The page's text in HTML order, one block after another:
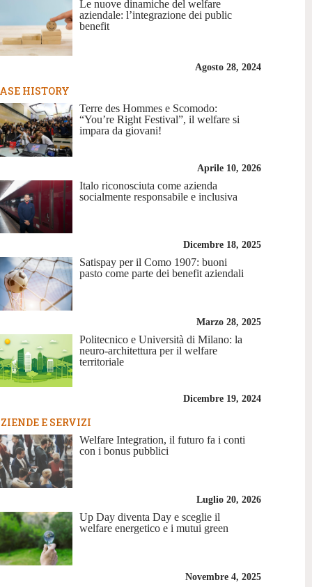
Le nuove dinamiche del welfare
aziendale: l’integrazione dei public
benefit
Agosto 28, 2024
HISTORY
Terre des Hommes e Scomodo:
“You’re Right Festival”, il welfare si
impara da giovani!
Aprile 10, 2026
Italo riconosciuta come azienda
socialmente responsabile e inclusiva
Dicembre 18, 2025
Satispay per il Como 1907: buoni
pasto come parte dei benefit aziendali
Marzo 28, 2025
Politecnico e Università di Milano: la
neuro-architettura per il welfare
territoriale
Dicembre 19, 2024
E SERVIZI
Welfare Integration, il futuro fa i conti
con i bonus pubblici
Luglio 20, 2026
Up Day diventa Day e sceglie il
welfare energetico e i mutui green
Novembre 4, 2025